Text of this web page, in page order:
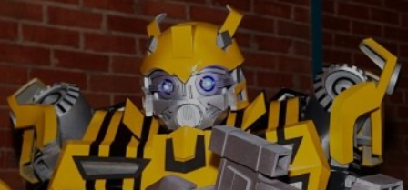
УЗНАТЬ БОЛЬШЕ